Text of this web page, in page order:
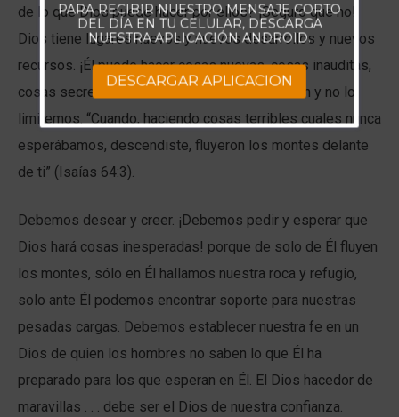
de lo que Dios puede hacer por ellos? ¡Seguro que no!
Dios tiene lugares nuevos y nuevos desarrollos y nuevos
recursos. ¡Él puede hacer cosas nuevas, cosas inauditas,
cosas secretas!Ensanchemos nuestro corazón y no lo
limitemos. “Cuando, haciendo cosas terribles cuales nunca
esperábamos, descendiste, fluyeron los montes delante
de ti” (Isaías 64:3).
Debemos desear y creer. ¡Debemos pedir y esperar que
Dios hará cosas inesperadas! porque de solo de Él fluyen
los montes, sólo en Él hallamos nuestra roca y refugio,
solo ante Él podemos encontrar soporte para nuestras
pesadas cargas. Debemos establecer nuestra fe en un
Dios de quien los hombres no saben lo que Él ha
preparado para los que esperan en Él. El Dios hacedor de
maravillas . . . debe ser el Dios de nuestra confianza.
PARA RECIBIR NUESTRO MENSAJE CORTO
DEL DÍA EN TU CELULAR, DESCARGA
NUESTRA APLICACIÓN ANDROID.
DESCARGAR APLICACION